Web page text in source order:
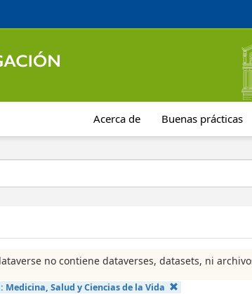
Acerca de Buenas prácticas
no contiene dataverses, datasets, ni
Medicina, Salud y Ciencias de la Vida